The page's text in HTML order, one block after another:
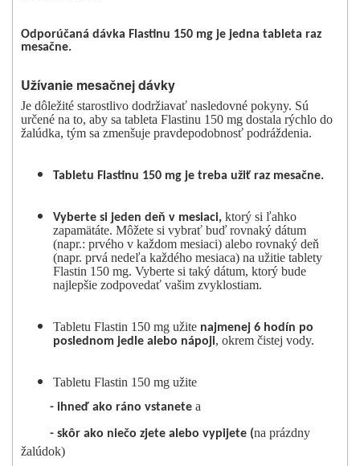
Odporúčaná dávka Flastinu 150 mg je jedna tableta raz
mesačne.
Užívanie mesačnej dávky
Je dôležité starostlivo dodržiavať nasledovné pokyny. Sú
určené na to, aby sa tableta Flastinu 150 mg dostala rýchlo do
žalúdka, tým sa zmenšuje pravdepodobnosť podráždenia.
Tabletu Flastinu 150 mg je treba užiť raz mesačne.
Vyberte si jeden deň v mesiaci, ktorý si ľahko
zapamätáte. Môžete si vybrať buď rovnaký dátum
(napr.: prvého v každom mesiaci) alebo rovnaký deň
(napr. prvá nedeľa každého mesiaca) na užitie tablety
Flastin 150 mg. Vyberte si taký dátum, ktorý bude
najlepšie zodpovedať vašim zvyklostiam.
Tabletu Flastin 150 mg užite najmenej 6 hodín po
poslednom jedle alebo nápoji, okrem čistej vody.
Tabletu Flastin 150 mg užite
- ihneď ako ráno vstanete a
- skôr ako niečo zjete alebo vypijete (na prázdny
žalúdok)